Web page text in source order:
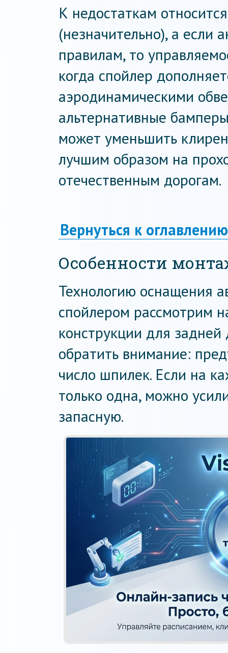
К недостаткам
(незначительно), а если
правилам, то
когда спойлер
аэродинамическими
альтернативные
может уменьшить
лучшим образом на
отечественным дорогам.
Вернуться к оглавлению
Особенности
Технологию оснащения
спойлером рассмотрим
конструкции для задней
обратить внимание:
число шпилек. Если на
только одна, можно
запасную.